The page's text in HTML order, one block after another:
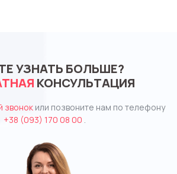
УЗНАТЬ БОЛЬШЕ?
КОНСУЛЬТАЦИЯ
звонок или позвоните нам по телефону
+38 (093) 170 08 00